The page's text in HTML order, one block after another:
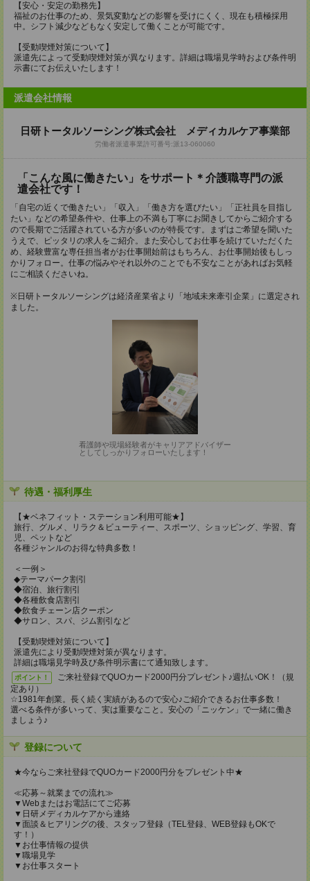
【安心・安定の勤務先】
福祉のお仕事のため、景気変動などの影響を受けにくく、現在も積極採用
中。シフト減少などもなく安定して働くことが可能です。
【受動喫煙対策について】
派遣先によって受動喫煙対策が異なります。詳細は職場見学時および条件明
示書にてお伝えいたします！
派遣会社情報
日研トータルソーシング株式会社 メディカルケア事業部
労働者派遣事業許可番号:派13-060060
「こんな風に働きたい」をサポート＊介護職専門の派
遣会社です！
「自宅の近くで働きたい」「収入」「働き方を選びたい」「正社員を目指し
たい」などの希望条件や、仕事上の不満も丁寧にお聞きしてからご紹介する
ので長期でご活躍されている方が多いのが特長です。まずはご希望を聞いた
うえで、ピッタリの求人をご紹介。また安心してお仕事を続けていただくた
め、経験豊富な専任担当者がお仕事開始前はもちろん、お仕事開始後もしっ
かりフォロー。仕事の悩みやそれ以外のことでも不安なことがあればお気軽
にご相談くださいね。
※日研トータルソーシングは経済産業省より「地域未来牽引企業」に選定され
ました。
看護師や現場経験者がキャリアアドバイザー
としてしっかりフォローいたします！
待遇・福利厚生
【★ベネフィット・ステーション利用可能★】
旅行、グルメ、リラク＆ビューティー、スポーツ、ショッピング、学習、育
児、ペットなど
各種ジャンルのお得な特典多数！
＜一例＞
◆テーマパーク割引
◆宿泊、旅行割引
◆各種飲食店割引
◆飲食チェーン店クーポン
◆サロン、スパ、ジム割引など
【受動喫煙対策について】
派遣先により受動喫煙対策が異なります。
詳細は職場見学時及び条件明示書にて通知致します。
ポイント！
ご来社登録でQUOカード2000円分プレゼント♪週払いOK！（規
定あり）
☆1981年創業。長く続く実績があるので安心♪ご紹介できるお仕事多数！
選べる条件が多いって、実は重要なこと。安心の「ニッケン」で一緒に働き
ましょう♪
登録について
★今ならご来社登録でQUOカード2000円分をプレゼント中★
≪応募～就業までの流れ≫
▼Webまたはお電話にてご応募
▼日研メディカルケアから連絡
▼面談＆ヒアリングの後、スタッフ登録（TEL登録、WEB登録もOKで
す！）
▼お仕事情報の提供
▼職場見学
▼お仕事スタート